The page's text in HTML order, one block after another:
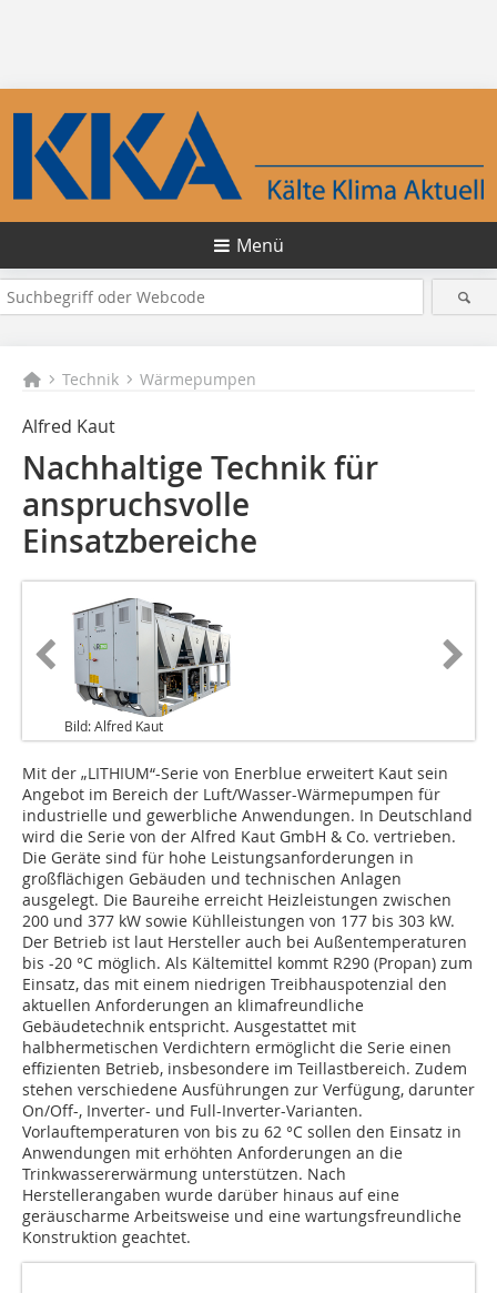
Menü
Technik Wärmepumpen
Alfred Kaut
Nachhaltige Technik für
anspruchsvolle
Einsatzbereiche
Bild: Alfred Kaut
Mit der „LITHIUM“-Serie von Enerblue erweitert Kaut sein
Angebot im Bereich der Luft/Wasser-Wärmepumpen für
industrielle und gewerbliche Anwendungen. In Deutschland
wird die Serie von der Alfred Kaut GmbH & Co. vertrieben.
Die Geräte sind für hohe Leistungsanforderungen in
großflächigen Gebäuden und technischen Anlagen
ausgelegt. Die Baureihe erreicht Heizleistungen zwischen
200 und 377 kW sowie Kühlleistungen von 177 bis 303 kW.
Der Betrieb ist laut Hersteller auch bei Außentemperaturen
bis -20 °C möglich. Als Kältemittel kommt R290 (Propan) zum
Einsatz, das mit einem niedrigen Treibhauspotenzial den
aktuellen Anforderungen an klimafreundliche
Gebäudetechnik entspricht. Ausgestattet mit
halbhermetischen Verdichtern ermöglicht die Serie einen
effizienten Betrieb, insbesondere im Teillastbereich. Zudem
stehen verschiedene Ausführungen zur Verfügung, darunter
On/Off-, Inverter- und Full-Inverter-Varianten.
Vorlauftemperaturen von bis zu 62 °C sollen den Einsatz in
Anwendungen mit erhöhten Anforderungen an die
Trinkwassererwärmung unterstützen. Nach
Herstellerangaben wurde darüber hinaus auf eine
geräuscharme Arbeitsweise und eine wartungsfreundliche
Konstruktion geachtet.